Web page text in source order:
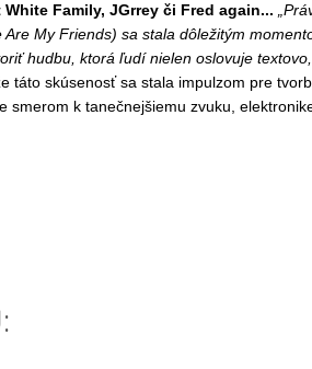
Family, JGrrey či Fred again...
My Friends) sa stala dôležitým
hudbu, ktorá ľudí nielen oslovuje
táto skúsenosť sa stala impulzom pre
smerom k tanečnejšiemu zvuku,